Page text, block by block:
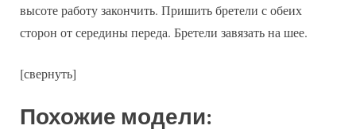
высоте работу закончить. Пришить бретели с обеих
сторон от середины переда. Бретели завязать на шее.
[свернуть]
Похожие модели: